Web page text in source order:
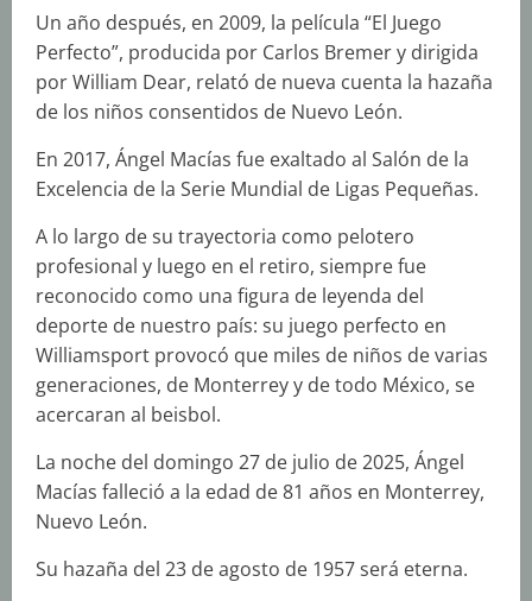
Un año después, en 2009, la película “El Juego
Perfecto”, producida por Carlos Bremer y dirigida
por William Dear, relató de nueva cuenta la hazaña
de los niños consentidos de Nuevo León.
En 2017, Ángel Macías fue exaltado al Salón de la
Excelencia de la Serie Mundial de Ligas Pequeñas.
A lo largo de su trayectoria como pelotero
profesional y luego en el retiro, siempre fue
reconocido como una figura de leyenda del
deporte de nuestro país: su juego perfecto en
Williamsport provocó que miles de niños de varias
generaciones, de Monterrey y de todo México, se
acercaran al beisbol.
La noche del domingo 27 de julio de 2025, Ángel
Macías falleció a la edad de 81 años en Monterrey,
Nuevo León.
Su hazaña del 23 de agosto de 1957 será eterna.